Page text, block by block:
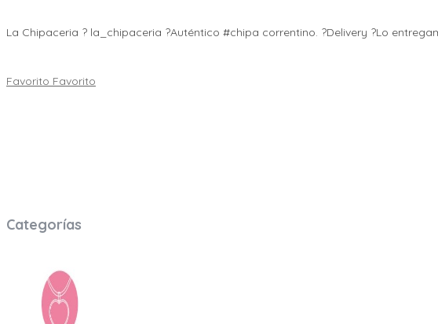
La Chipaceria ? la_chipaceria ?Auténtico #chipa correntino. ?Delivery ?Lo
Favorito Favorito
Categorías